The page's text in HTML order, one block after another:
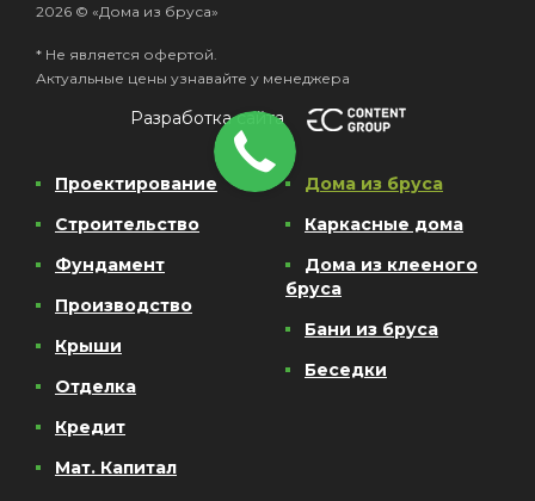
2026 © «Дома из бруса»
* Не является офертой.
Актуальные цены узнавайте у менеджера
Разработка сайта
Проектирование
Строительство
Фундамент
Производство
Крыши
Отделка
Кредит
Мат. Капитал
Дома из бруса
Каркасные дома
Дома из клееного
бруса
Бани из бруса
Беседки